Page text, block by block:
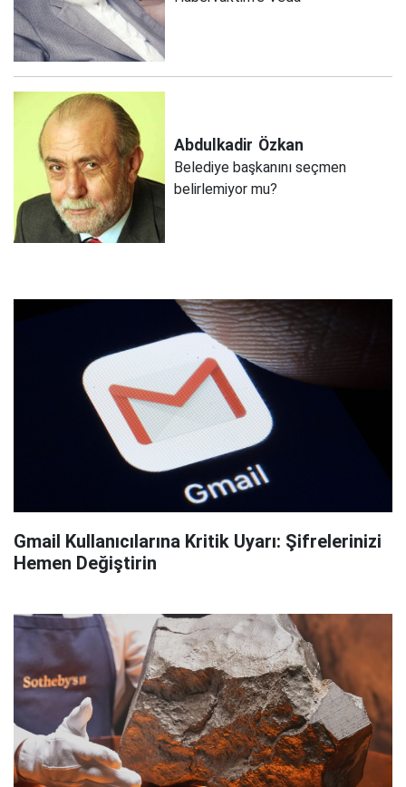
Abdulkadir Özkan
Belediye başkanını seçmen
belirlemiyor mu?
Gmail Kullanıcılarına Kritik Uyarı: Şifrelerinizi
Hemen Değiştirin